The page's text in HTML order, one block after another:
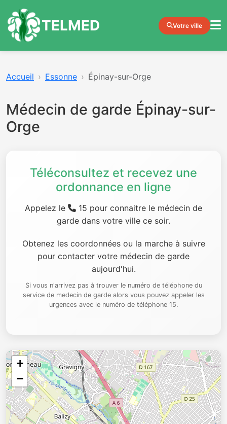
TELMED Votre ville
Accueil Essonne Épinay-sur-Orge
Médecin de garde Épinay-sur-
Orge
Téléconsultez et recevez une
ordonnance en ligne
Appelez le
15 pour connaitre le médecin de
garde dans votre ville ce soir.
Obtenez les coordonnées ou la marche à suivre
pour contacter votre médecin de garde
aujourd'hui.
Si vous n'arrivez pas à trouver le numéro de téléphone du
service de medecin de garde alors vous pouvez appeler les
urgences avec le numéro de téléphone 15.
+
−